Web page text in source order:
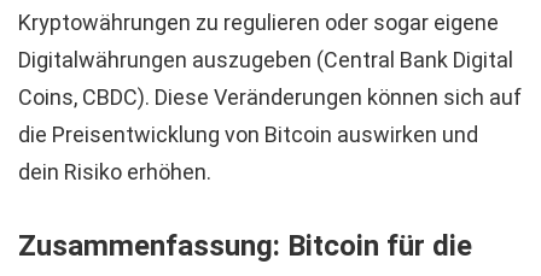
Kryptowährungen zu regulieren oder sogar eigene
Digitalwährungen auszugeben (Central Bank Digital
Coins, CBDC). Diese Veränderungen können sich auf
die Preisentwicklung von Bitcoin auswirken und
dein Risiko erhöhen.
Zusammenfassung: Bitcoin für die